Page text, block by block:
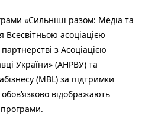
«Сильніші разом: Медіа та
Всесвітньою асоціацією
з Асоціацією
України» (АНРВУ) та
(MBL) за підтримки
відображають